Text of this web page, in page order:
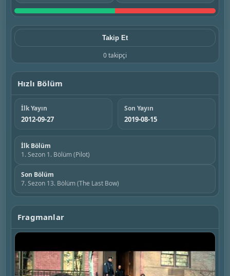
Takip Et
0 takipçi
Hızlı Bölüm
İlk Yayın
2012-09-27
Son Yayın
2019-08-15
İlk Bölüm
1. Sezon 1. Bölüm (Pilot)
Son Bölüm
7. Sezon 13. Bölüm (The Last Bow)
Fragmanlar